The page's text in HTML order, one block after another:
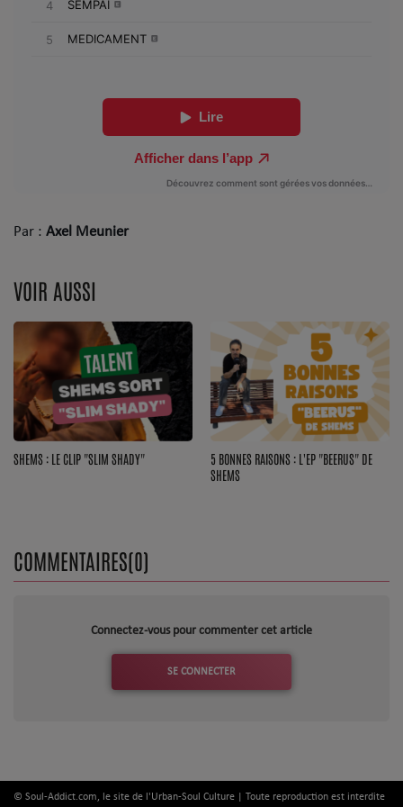
Dossier de Presse
Service Commercial
Se connecter
Par : Axel Meunier
VOIR AUSSI
SHEMS : LE CLIP "SLIM SHADY"
5 BONNES RAISONS : L'EP "BEERUS" DE
SHEMS
COMMENTAIRES(0)
Connectez-vous pour commenter cet article
SE CONNECTER
© Soul-Addict.com, le site de l'Urban-Soul Culture | Toute reproduction est interdite